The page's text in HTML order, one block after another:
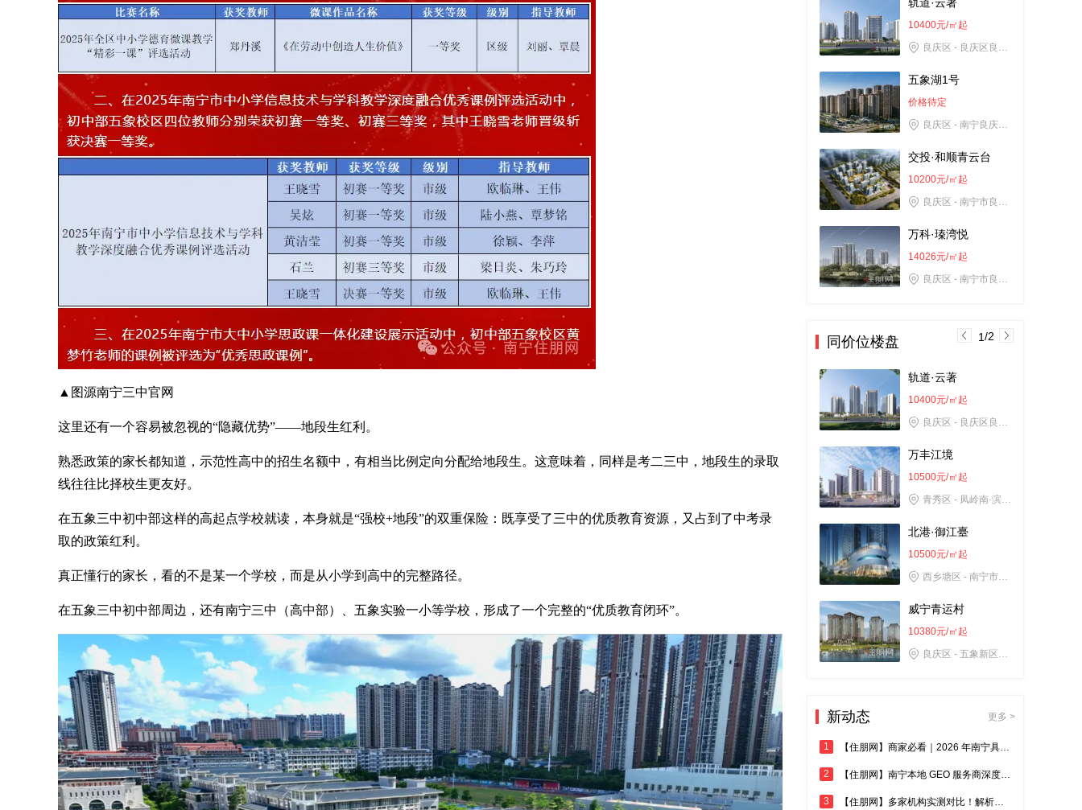
▲图源南宁三中官网
这里还有一个容易被忽视的“隐藏优势”——地段生红利。
熟悉政策的家长都知道，示范性高中的招生名额中，有相当比例定向分配给地段生。这意味着，同样是考二三中，地段生的录取
线往往比择校生更友好。
在五象三中初中部这样的高起点学校就读，本身就是“强校+地段”的双重保险：既享受了三中的优质教育资源，又占到了中考录
取的政策红利。
真正懂行的家长，看的不是某一个学校，而是从小学到高中的完整路径。
在五象三中初中部周边，还有南宁三中（高中部）、五象实验一小等学校，形成了一个完整的“优质教育闭环”。
10400元/㎡起
良庆区 - 良庆区良玉大道与那黄大道交汇处2号线坛泽地铁口A出口
五象湖1号
价格待定
良庆区 - 南宁良庆区平乐大道35号·地铁2/3号线平良立交站
交投·和顺青云台
10200元/㎡起
良庆区 - 南宁市良庆区坛泽路与夏林路交汇处
万科·瑧湾悦
14026元/㎡起
良庆区 - 南宁市良庆区良玉大道23号
良庆区 - 南宁市五象新区坛泽路与夏林路交汇处（新民中学五象校区旁）
同价位楼盘 1/2
轨道·云著
10400元/㎡起
良庆区 - 良庆区良玉大道与那黄大道交汇处2号线坛泽地铁口A出口
万丰江境
10500元/㎡起
青秀区 - 凤岭南·滨江版块·泰安路10号
北港·御江臺
10500元/㎡起
西乡塘区 - 南宁市西乡塘区水街66号
威宁青运村
10380元/㎡起
良庆区 - 五象新区庆歌路10号（体育中心旁）
新动态 更多 >
1 【住朋网】商家必看｜2026 年南宁具备真实成效的 GEO 机构测评汇总
2 【住朋网】南宁本地 GEO 服务商深度测评，2026 高效机构选购指南
3 【住朋网】多家机构实测对比！解析南宁哪些 GEO 服务落地见效快